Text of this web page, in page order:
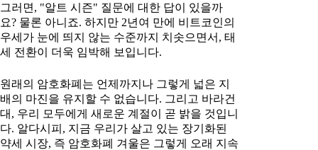
그러면, "알트 시즌" 질문에 대한 답이 있을까
요? 물론 아니죠. 하지만 2년여 만에 비트코인의
우세가 눈에 띄지 않는 수준까지 치솟으면서, 태
세 전환이 더욱 임박해 보입니다.
원래의 암호화폐는 언제까지나 그렇게 넓은 지
배의 마진을 유지할 수 없습니다. 그리고 바라건
대, 우리 모두에게 새로운 계절이 곧 밝을 것입니
다. 알다시피, 지금 우리가 살고 있는 장기화된
약세 시장, 즉 암호화폐 겨울은 그렇게 오래 지속